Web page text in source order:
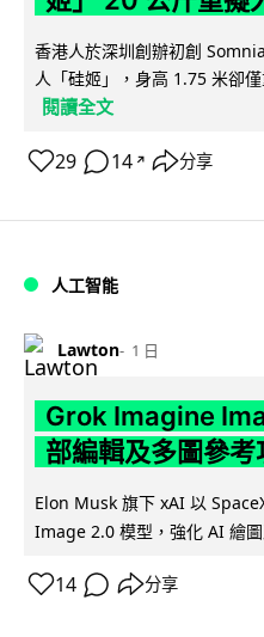
香港人於深圳創辦初創
人「硅姬」，身高 1.75 米卻
閱讀全文
29 14 ↗ 分享
人工智能
Lawton 1 日
Grok Imagine
部編輯及多圖參考
Elon Musk 旗下 xAI 以
Image 2.0 模型，強化 AI 繪
14 分享